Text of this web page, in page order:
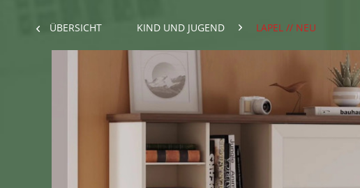
ÜBERSICHT KIND UND JUGEND LAPEL // NEU